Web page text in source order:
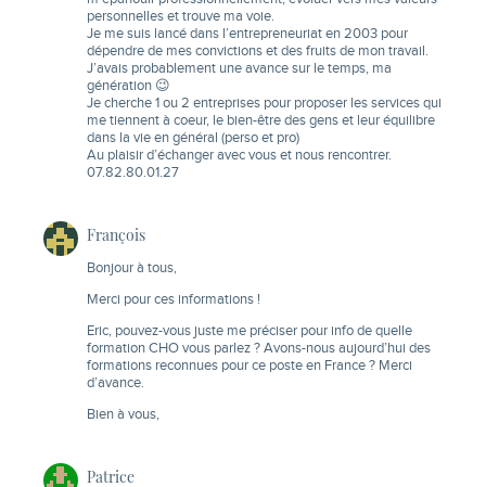
personnelles et trouve ma voie.
Je me suis lancé dans l’entrepreneuriat en 2003 pour
dépendre de mes convictions et des fruits de mon travail.
J’avais probablement une avance sur le temps, ma
génération 😉
Je cherche 1 ou 2 entreprises pour proposer les services qui
me tiennent à coeur, le bien-être des gens et leur équilibre
dans la vie en général (perso et pro)
Au plaisir d’échanger avec vous et nous rencontrer.
07.82.80.01.27
François
Bonjour à tous,
Merci pour ces informations !
Eric, pouvez-vous juste me préciser pour info de quelle
formation CHO vous parlez ? Avons-nous aujourd’hui des
formations reconnues pour ce poste en France ? Merci
d’avance.
Bien à vous,
Patrice